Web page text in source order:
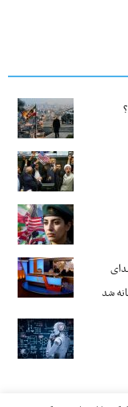
شد